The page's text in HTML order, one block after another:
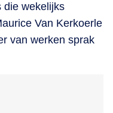
die wekelijks
Van Kerkoerle
van werken sprak